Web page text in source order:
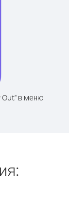
Out" в меню